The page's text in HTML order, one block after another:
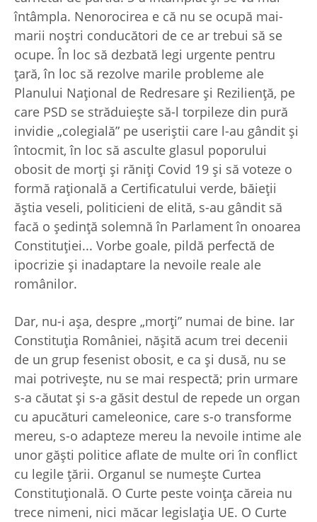
întâmpla. Nenorocirea e că nu se ocupă mai-
marii noştri conducători de ce ar trebui să se
ocupe. În loc să dezbată legi urgente pentru
ţară, în loc să rezolve marile probleme ale
Planului Naţional de Redresare şi Rezilienţă, pe
care PSD se străduieşte să-l torpileze din pură
invidie „colegială” pe useriştii care l-au gândit şi
întocmit, în loc să asculte glasul poporului
obosit de morţi şi răniţi Covid 19 şi să voteze o
formă raţională a Certificatului verde, băieţii
ăştia veseli, politicieni de elită, s-au gândit să
facă o şedinţă solemnă în Parlament în onoarea
Constituţiei... Vorbe goale, pildă perfectă de
ipocrizie şi inadaptare la nevoile reale ale
românilor.
Dar, nu-i aşa, despre „morţi” numai de bine. Iar
Constituţia României, năşită acum trei decenii
de un grup fesenist obosit, e ca şi dusă, nu se
mai potriveşte, nu se mai respectă; prin urmare
s-a căutat şi s-a găsit destul de repede un organ
cu apucături cameleonice, care s-o transforme
mereu, s-o adapteze mereu la nevoile intime ale
unor găşti politice aflate de multe ori în conflict
cu legile ţării. Organul se numeşte Curtea
Constituţională. O Curte peste voinţa căreia nu
trece nimeni, nici măcar legislaţia UE. O Curte